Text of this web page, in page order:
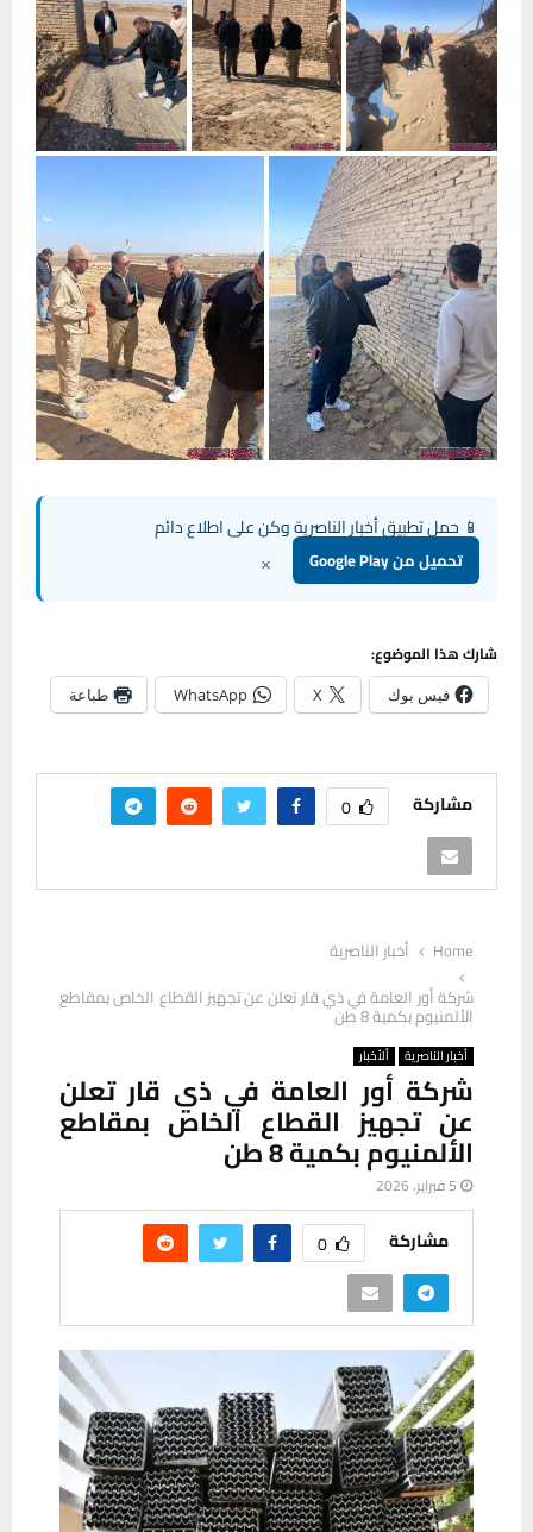
📱 حمل تطبيق أخبار الناصرية وكن على اطلاع دائم
تحميل من Google Play ×
شارك هذا الموضوع:
فيس بوك X
WhatsApp طباعة
مشاركة 0
Home
أخبار الناصرية
شركة أور العامة في ذي قار تعلن عن تجهيز القطاع الخاص بمقاطع
الألمنيوم بكمية 8 طن
أخبار الناصرية ألأخبار
شركة أور العامة في ذي قار تعلن
عن تجهيز القطاع الخاص بمقاطع
الألمنيوم بكمية 8 طن
5 فبراير، 2026
مشاركة 0